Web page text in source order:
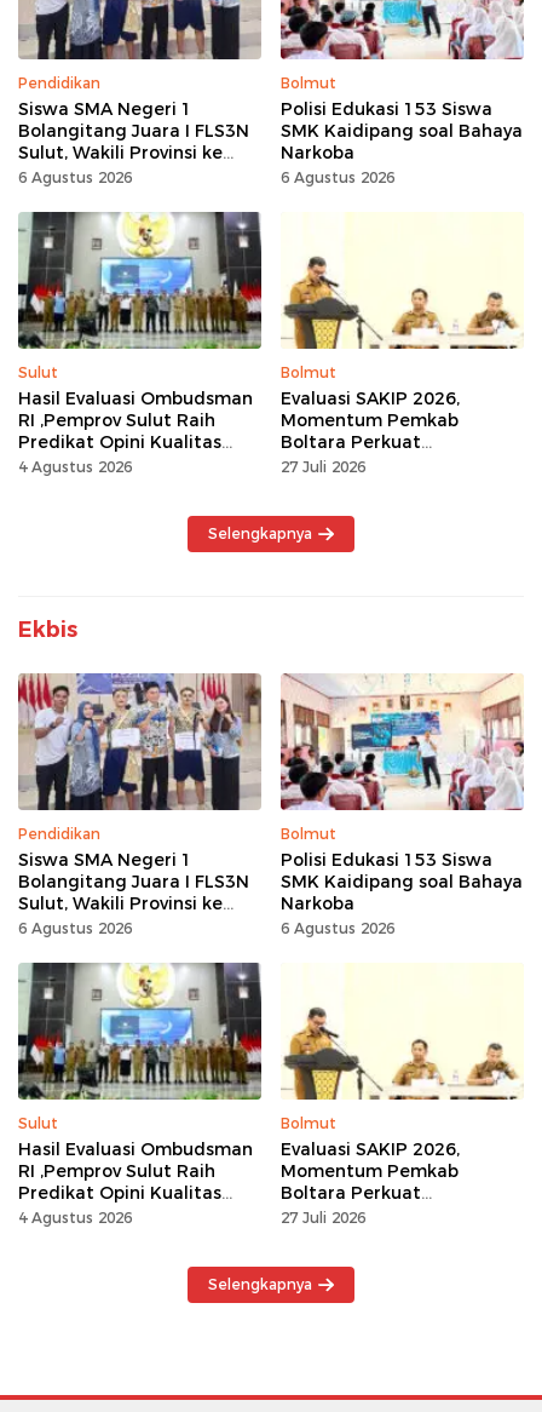
Pendidikan
Siswa SMA Negeri 1
Bolangitang Juara I FLS3N
Sulut, Wakili Provinsi ke
Tingkat Nasional
6 Agustus 2026
Bolmut
Polisi Edukasi 153 Siswa
SMK Kaidipang soal Bahaya
Narkoba
6 Agustus 2026
Sulut
Hasil Evaluasi Ombudsman
RI ,Pemprov Sulut Raih
Predikat Opini Kualitas
Tinggi Tanpa
4 Agustus 2026
Bolmut
Evaluasi SAKIP 2026,
Momentum Pemkab
Boltara Perkuat
Akuntabilitas dan Kinerja
27 Juli 2026
Selengkapnya
Ekbis
Pendidikan
Siswa SMA Negeri 1
Bolangitang Juara I FLS3N
Sulut, Wakili Provinsi ke
Tingkat Nasional
6 Agustus 2026
Bolmut
Polisi Edukasi 153 Siswa
SMK Kaidipang soal Bahaya
Narkoba
6 Agustus 2026
Sulut
Hasil Evaluasi Ombudsman
RI ,Pemprov Sulut Raih
Predikat Opini Kualitas
Tinggi Tanpa
4 Agustus 2026
Bolmut
Evaluasi SAKIP 2026,
Momentum Pemkab
Boltara Perkuat
Akuntabilitas dan Kinerja
27 Juli 2026
Selengkapnya